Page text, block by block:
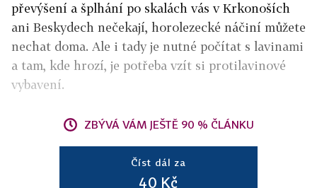
převýšení a šplhání po skalách vás v Krkonoších
ani Beskydech nečekají, horolezecké náčiní můžete
nechat doma. Ale i tady je nutné počítat s lavinami
a tam, kde hrozí, je potřeba vzít si protilavinové
vybavení.
ZBÝVÁ VÁM JEŠTĚ 90 % ČLÁNKU
Číst dál za
40 Kč